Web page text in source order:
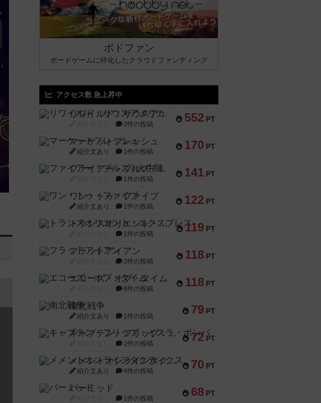
ボドファン
ボードゲームに特化したクラウドファンディング
アクセス数 急上昇中
552 PT
リワイルド：サウスアメリカ
2件の投稿
170 PT
マーケットフレッシュ
紹介文あり 1件の投稿
141 PT
ファイアー・ブルズ / 火牛陣
1件の投稿
122 PT
ワン・トゥ・ファイブ
紹介文あり 1件の投稿
119 PT
トランスオリエント・エクスプレス
1件の投稿
118 PT
フラットアイアン
2件の投稿
118 PT
エコーズ・オブ・タイム
8件の投稿
79 PT
南北戦争
紹介文あり 1件の投稿
72 PT
キャプテン・フリップ：イスラ・ボンバ
2件の投稿
70 PT
メメントオンラインタクティクス
紹介文あり 4件の投稿
68 PT
パーミッド
1件の投稿